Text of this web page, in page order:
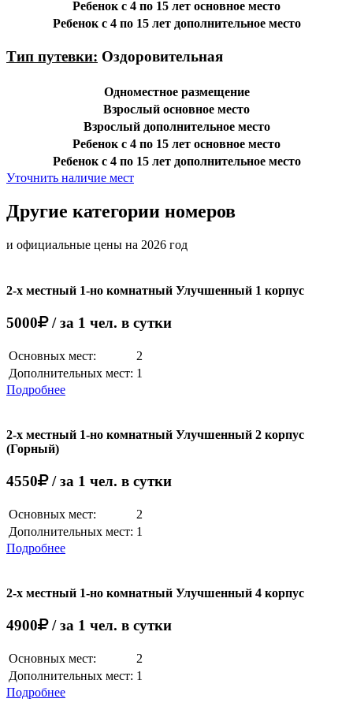
Ребенок с 4 по 15 лет основное место
Ребенок с 4 по 15 лет дополнительное место
Тип путевки: Оздоровительная
Одноместное размещение
Взрослый основное место
Взрослый дополнительное место
Ребенок с 4 по 15 лет основное место
Ребенок с 4 по 15 лет дополнительное место
Уточнить наличие мест
Другие категории номеров
и официальные цены на 2026 год
2-х местный 1-но комнатный Улучшенный 1 корпус
5000 / за 1 чел. в сутки
Основных мест:
2
Дополнительных мест: 1
Подробнее
2-х местный 1-но комнатный Улучшенный 2 корпус
(Горный)
4550 / за 1 чел. в сутки
Основных мест:
2
Дополнительных мест: 1
Подробнее
2-х местный 1-но комнатный Улучшенный 4 корпус
4900 / за 1 чел. в сутки
Основных мест:
2
Дополнительных мест: 1
Подробнее